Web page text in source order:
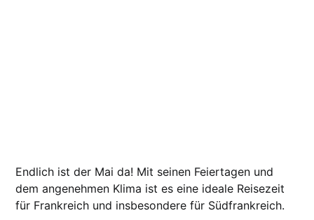
Endlich ist der Mai da! Mit seinen Feiertagen und
dem angenehmen Klima ist es eine ideale Reisezeit
für Frankreich und insbesondere für Südfrankreich.